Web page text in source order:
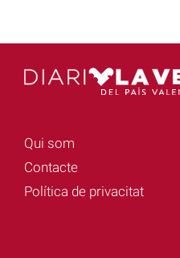
Qui som
Contacte
Política de privacitat